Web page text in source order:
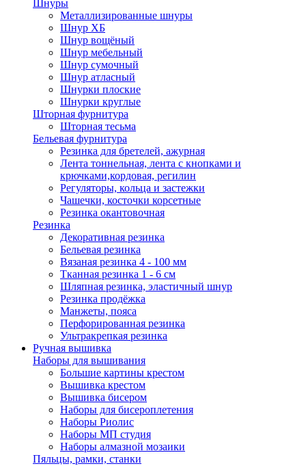
Шнуры
Металлизированные шнуры
Шнур ХБ
Шнур вощёный
Шнур мебельный
Шнур сумочный
Шнур атласный
Шнурки плоские
Шнурки круглые
Шторная фурнитура
Шторная тесьма
Бельевая фурнитура
Резинка для бретелей, ажурная
Лента тоннельная, лента с кнопками и
крючками,кордовая, регилин
Регуляторы, кольца и застежки
Чашечки, косточки корсетные
Резинка окантовочная
Резинка
Декоративная резинка
Бельевая резинка
Вязаная резинка 4 - 100 мм
Тканная резинка 1 - 6 см
Шляпная резинка, эластичный шнур
Резинка продёжка
Манжеты, пояса
Перфорированная резинка
Ультракрепкая резинка
Ручная вышивка
Наборы для вышивания
Большие картины крестом
Вышивка крестом
Вышивка бисером
Наборы для бисероплетения
Наборы Риолис
Наборы МП студия
Наборы алмазной мозаики
Пяльцы, рамки, станки